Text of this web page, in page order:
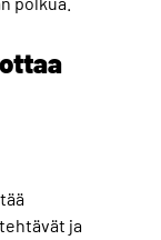
ja